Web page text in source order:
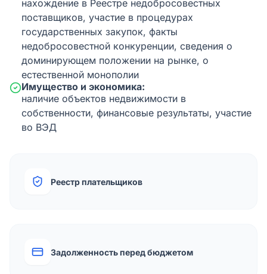
нахождение в Реестре недобросовестных
поставщиков, участие в процедурах
государственных закупок, факты
недобросовестной конкуренции, сведения о
доминирующем положении на рынке, о
естественной монополии
Имущество и экономика:
наличие объектов недвижимости в
собственности, финансовые результаты, участие
во ВЭД
Реестр плательщиков
Задолженность перед бюджетом